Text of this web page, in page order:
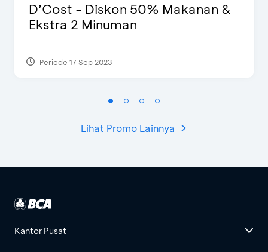
D’Cost - Diskon 50% Makanan &
Ekstra 2 Minuman
Periode 17 Sep 2023
Lihat Promo Lainnya
Kantor Pusat